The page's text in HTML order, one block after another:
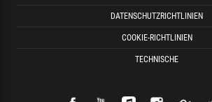
DATENSCHUTZRICHTLINIEN
COOKIE-RICHTLINIEN
TECHNISCHE